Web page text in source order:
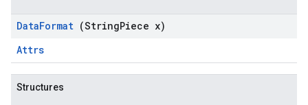
DataFormat (StringPiece x)
Attrs
Structures